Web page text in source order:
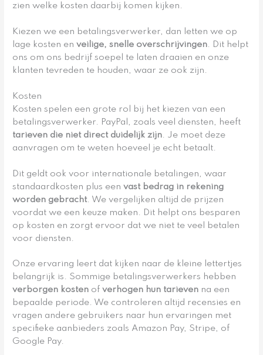
zien welke kosten daarbij komen kijken.
Kiezen we een betalingsverwerker, dan letten we op
lage kosten enveilige, snelle overschrijvingen. Dit helpt
ons om ons bedrijf soepel te laten draaien en onze
klanten tevreden te houden, waar ze ook zijn.
Kosten
Kosten spelen een grote rol bij het kiezen van een
betalingsverwerker. PayPal, zoals veel diensten, heeft
tarieven die niet direct duidelijk zijn. Je moet deze
aanvragen om te weten hoeveel je echt betaalt.
Dit geldt ook voor internationale betalingen, waar
standaardkosten plus eenvast bedrag in rekening
worden gebracht. We vergelijken altijd de prijzen
voordat we een keuze maken. Dit helpt ons besparen
op kosten en zorgt ervoor dat we niet te veel betalen
voor diensten.
Onze ervaring leert dat kijken naar de kleine lettertjes
belangrijk is. Sommige betalingsverwerkers hebben
verborgen kosten ofverhogen hun tarieven na een
bepaalde periode. We controleren altijd recensies en
vragen andere gebruikers naar hun ervaringen met
specifieke aanbieders zoals Amazon Pay, Stripe, of
Google Pay.